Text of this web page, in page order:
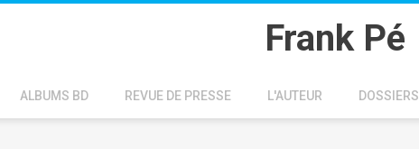
Frank Pé
ALBUMS BD REVUE DE PRESSE L'AUTEUR DOSSIERS